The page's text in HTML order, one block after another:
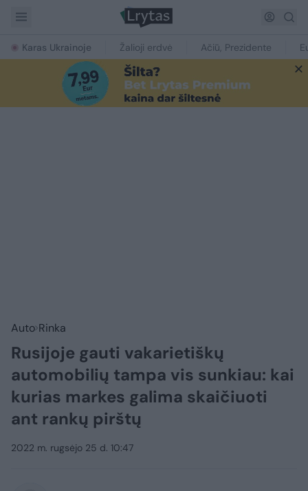
Karas Ukrainoje Žalioji erdvė Ačiū, Prezidente
Auto Rinka
Rusijoje gauti vakarietiškų
automobilių tampa vis sunkiau: kai
kurias markes galima skaičiuoti
ant rankų pirštų
2022 m. rugsėjo 25 d. 10:47